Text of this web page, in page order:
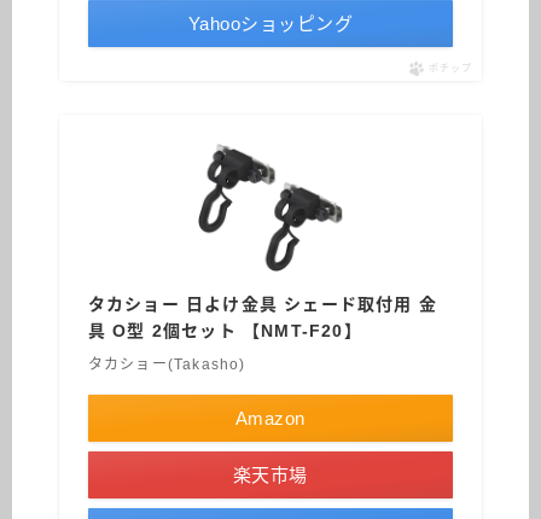
Yahooショッピング
ポチップ
タカショー 日よけ金具 シェード取付用 金
具 O型 2個セット 【NMT-F20】
タカショー(Takasho)
Amazon
楽天市場